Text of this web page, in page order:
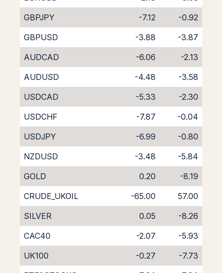
GBPJPY
-7.12
-0.92
GBPUSD
-3.88
-3.87
AUDCAD
-6.06
-2.13
AUDUSD
-4.48
-3.58
USDCAD
-5.33
-2.30
USDCHF
-7.87
-0.04
USDJPY
-6.99
-0.80
NZDUSD
-3.48
-5.84
GOLD
0.20
-8.19
CRUDE_UKOIL
-65.00
57.00
SILVER
0.05
-8.26
CAC40
-2.07
-5.93
UK100
-0.27
-7.73